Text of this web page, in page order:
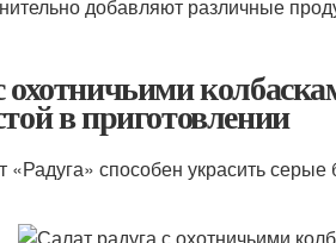
добавляют различные
охотничьими
в приготовлении
способен украсить